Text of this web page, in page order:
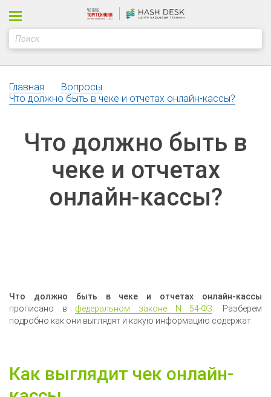
Главная
Вопросы
Что должно быть в чеке и отчетах онлайн-кассы?
Что должно быть в
чеке и отчетах
онлайн-кассы?
Что должно быть в чеке и отчетах онлайн-кассы
прописано в федеральном законе N 54-ФЗ. Разберем
подробно как они выглядят и какую информацию содержат.
Как выглядит чек онлайн-